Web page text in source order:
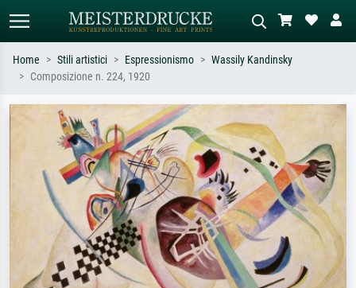
Cerca per artista, titolo o stile – es.
Monet, Notte stellata,
Impressionismo, onda di Hokusai,
nudo.
Descrivi la scena – es. prato verde,
astratto con molto rosso, dipinto a
olio scuro, nudo in piedi vicino a un
albero.
Home Stili artistici Espressionismo
Wassily Kandinsky
Composizione n. 224, 1920